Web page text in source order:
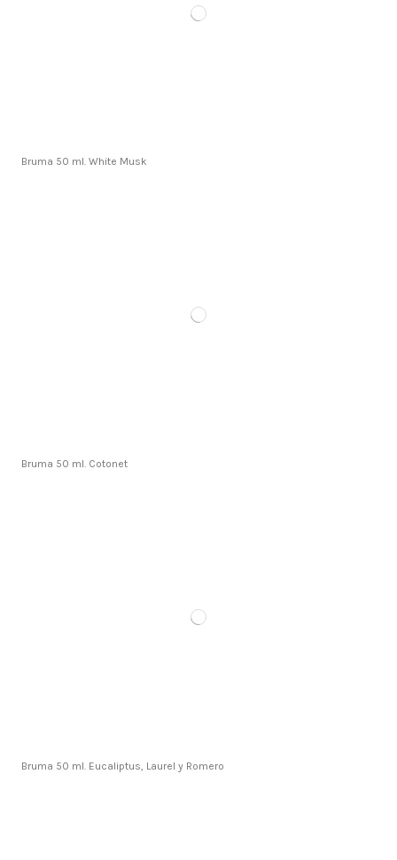
Bruma 50 ml. White Musk
Bruma 50 ml. Cotonet
Bruma 50 ml. Eucaliptus, Laurel y Romero